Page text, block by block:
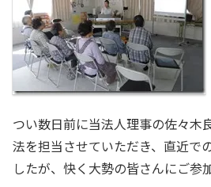
つい数日前に当法人理事の佐々木
法を担当させていただき、直近で
したが、快く大勢の皆さんにご参